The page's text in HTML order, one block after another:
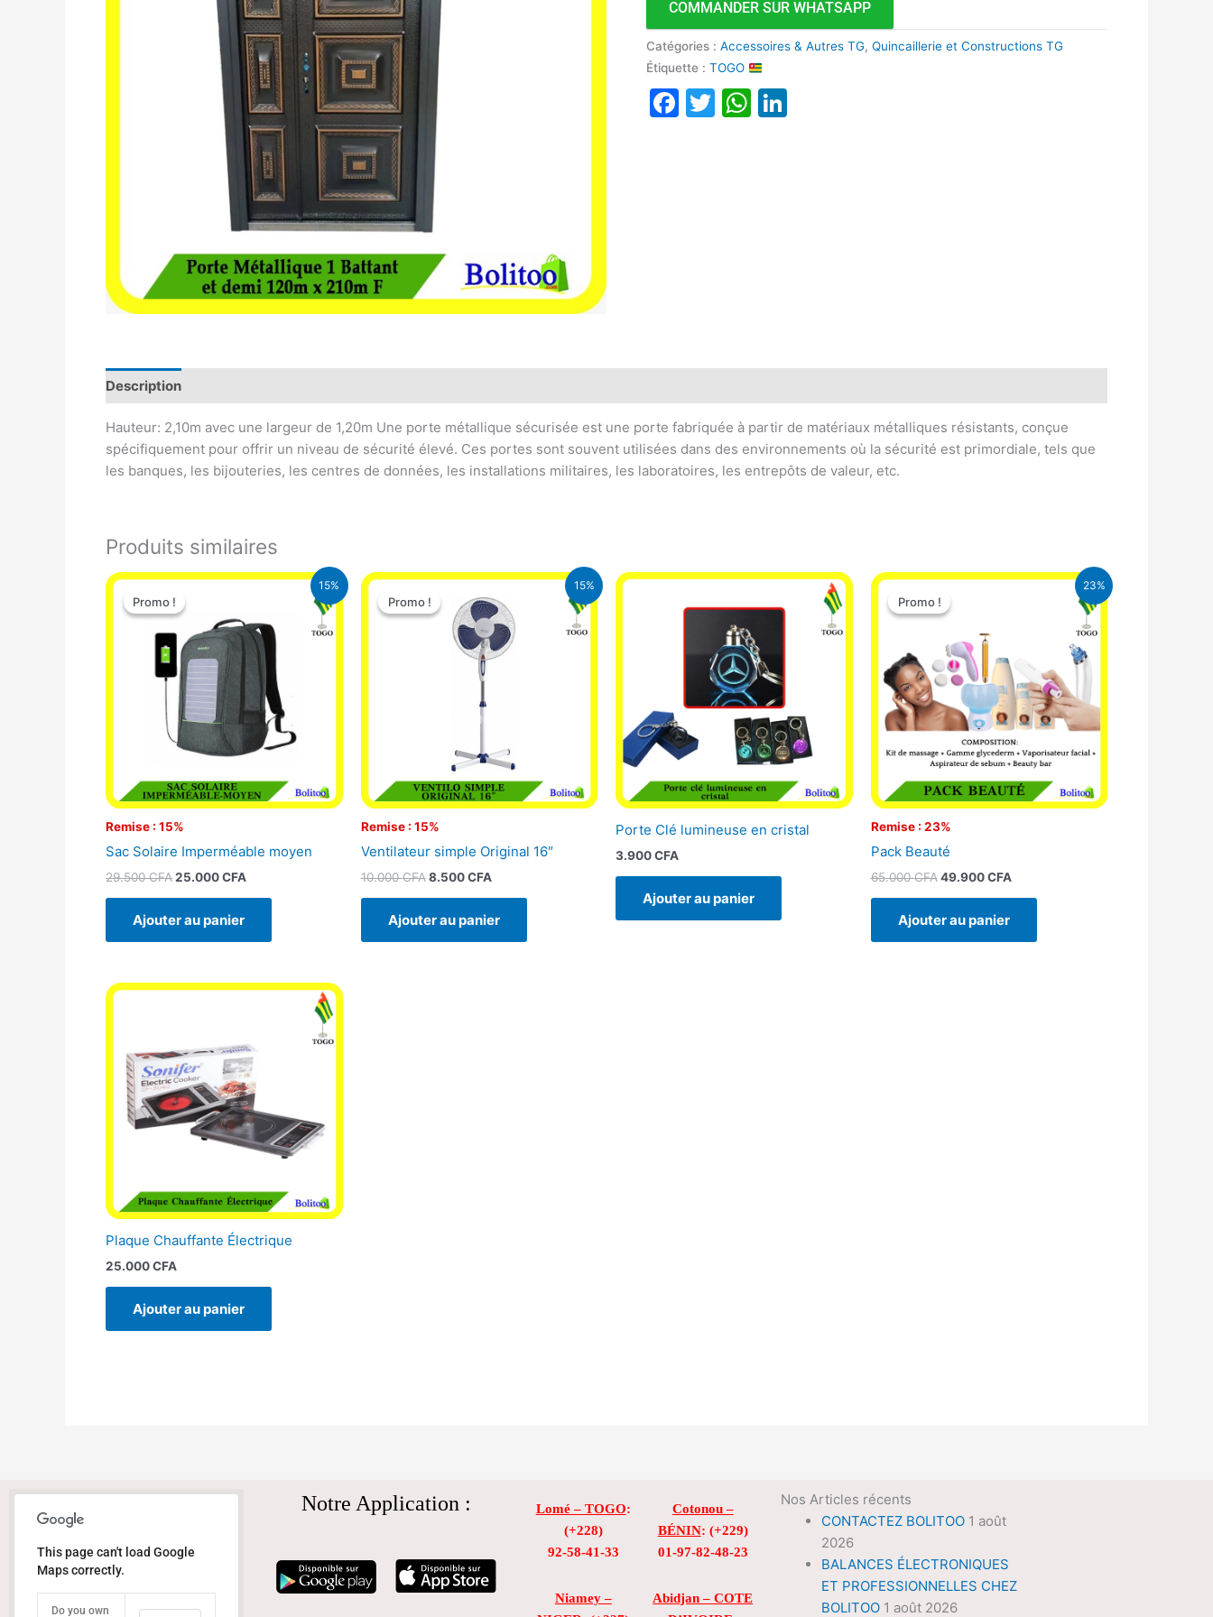
210m
F
COMMANDER SUR WHATSAPP
Catégories :Accessoires & Autres TG,Quincaillerie et Constructions TG
Étiquette :TOGO
Facebook
TwitterWhatsApp
Description
Hauteur: 2,10m avec une largeur de 1,20m Une porte métallique sécurisée est une porte fabriquée à partir de matériaux métalliques résistants, conçue
spécifiquement pour offrir un niveau de sécurité élevé. Ces portes sont souvent utilisées dans des environnements où la sécurité est primordiale, tels que
les banques, les bijouteries, les centres de données, les installations militaires, les laboratoires, les entrepôts de valeur, etc.
Produits similaires
15%
Promo !
Remise : 15%
Promo !
Sac Solaire Imperméable moyen
29.500CFA
Le
initial
29.500 CFA.
25.000CFA
Le
est :
25.000 CFA.
Ajouter au panier
15%
Promo !
Remise : 15%
Promo !
Ventilateur simple Original 16″
10.000CFA
Le
initial
était :
10.000 CFA.
8.500CFA
Le
actuel
est :
8.500 CFA.
Ajouter au panier
Porte Clé lumineuse en cristal
3.900CFA
Ajouter au panier
23%
Promo !
Remise : 23%
Promo !
Pack Beauté
65.000CFA
Le
initial
65.000 CFA.
49.900CFA
Le
49.900 CFA.
Ajouter au panier
Plaque Chauffante Électrique
25.000CFA
Ajouter au panier
This page can't load Google
Maps correctly.
Do you own
Notre Application : Lomé – TOGO:
(+228)
92-58-41-33
Niamey –
Cotonou –
BÉNIN: (+229)
01-97-82-48-23
Abidjan – COTE
Nos Articles récents
CONTACTEZ BOLITOO 1 août
2026
BALANCES ÉLECTRONIQUES
ET PROFESSIONNELLES CHEZ
BOLITOO 1 août 2026